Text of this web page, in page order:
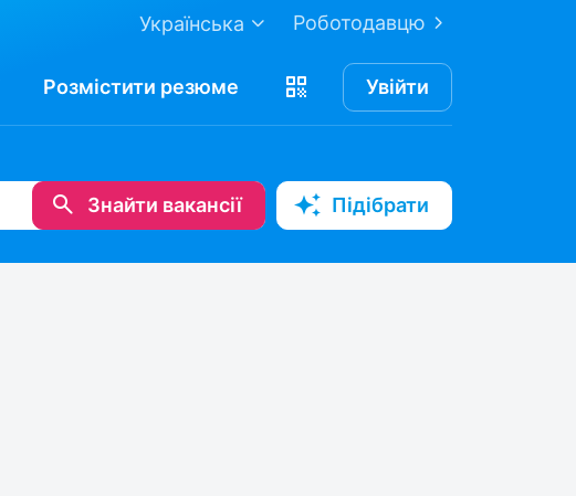
Роботодавцю
Українська
Розмістити резюме Увійти
Знайти вакансії Підібрати